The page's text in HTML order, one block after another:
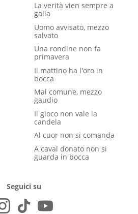
La verità vien sempre a
galla
Uomo avvisato, mezzo
salvato
Una rondine non fa
primavera
Il mattino ha l'oro in
bocca
Mal comune, mezzo
gaudio
Il gioco non vale la
candela
Al cuor non si comanda
A caval donato non si
guarda in bocca
Seguici su